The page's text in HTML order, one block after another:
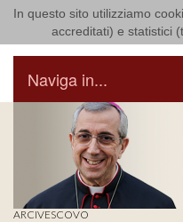
In questo sito utilizziamo
accreditati) e statistici
Arcidiocesi
Naviga in...
ARCIVESCOVO